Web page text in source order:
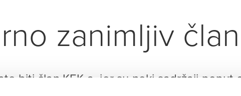
zanimljiv
biti član KEK-a, jer su neki sadržaji poput